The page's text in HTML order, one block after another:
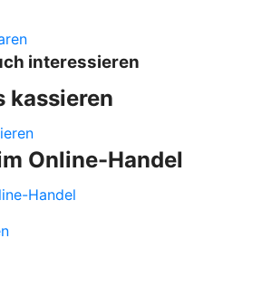
interessieren
kassieren
Online-Handel
Handel